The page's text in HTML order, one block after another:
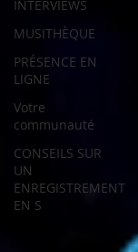
INTERVIEWS
MUSITHÈQUE
PRÉSENCE EN
LIGNE
Votre
communauté
CONSEILS SUR
UN
ENREGISTREMENT
EN S